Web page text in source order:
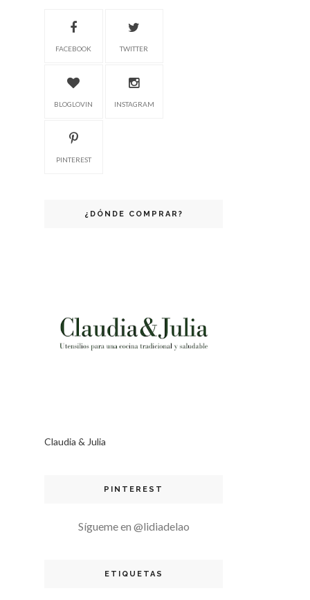
FACEBOOK TWITTER
BLOGLOVIN INSTAGRAM
PINTEREST
¿DÓNDE COMPRAR?
Claudia & Julia
PINTEREST
Sígueme en @lidiadelao
ETIQUETAS